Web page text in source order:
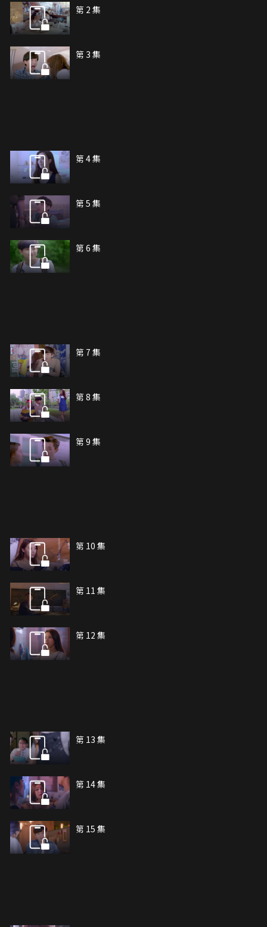
第 2 集
第 3 集
第 4 集
第 5 集
第 6 集
第 7 集
第 8 集
第 9 集
第 10 集
第 11 集
第 12 集
第 13 集
第 14 集
第 15 集